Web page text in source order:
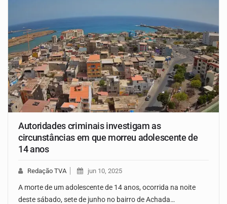
Autoridades criminais investigam as
circunstâncias em que morreu adolescente de
14 anos
Redação TVA jun 10, 2025
A morte de um adolescente de 14 anos, ocorrida na noite
deste sábado, sete de junho no bairro de Achada…